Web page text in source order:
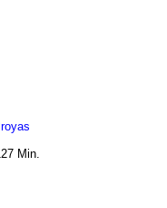
Min.